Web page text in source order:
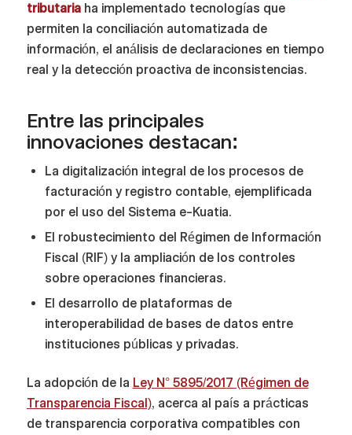
tributariaha implementado tecnologías que
permiten la conciliación automatizada de
información, el análisis de declaraciones en tiempo
real y la detección proactiva de inconsistencias.
Entre las principales
innovaciones destacan:
La digitalización integral de los procesos de
facturación y registro contable, ejemplificada
por el uso del Sistema e-Kuatia.
El robustecimiento del Régimen de Información
Fiscal (RIF) y la ampliación de los controles
sobre operaciones financieras.
El desarrollo de plataformas de
interoperabilidad de bases de datos entre
instituciones públicas y privadas.
La adopción de la Ley N° 5895/2017 (Régimen de
Transparencia Fiscal), acerca al país a prácticas
de transparencia corporativa compatibles con